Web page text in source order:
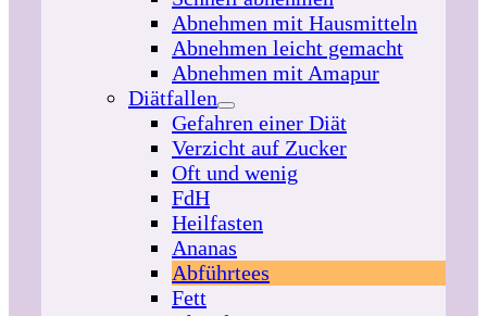
Abnehmen mit Hausmitteln
Abnehmen leicht gemacht
Abnehmen mit Amapur
Diätfallen
Gefahren einer Diät
Verzicht auf Zucker
Oft und wenig
FdH
Heilfasten
Ananas
Abführtees
Fett